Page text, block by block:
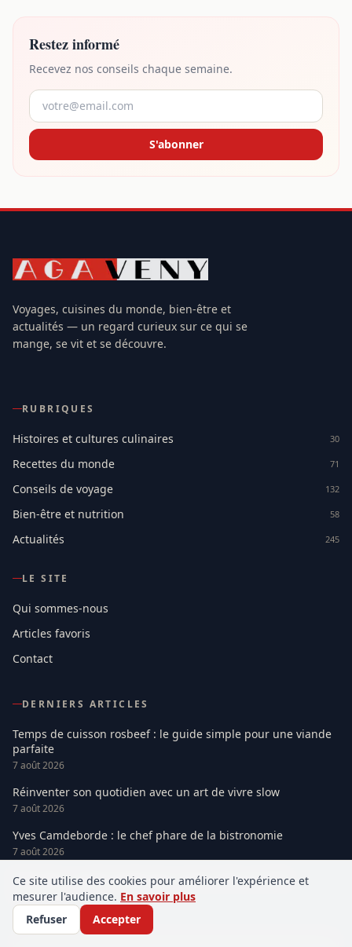
Restez informé
Recevez nos conseils chaque semaine.
S'abonner
Voyages, cuisines du monde, bien-être et
actualités — un regard curieux sur ce qui se
mange, se vit et se découvre.
RUBRIQUES
Histoires et cultures culinaires 30
Recettes du monde 71
Conseils de voyage 132
Bien-être et nutrition 58
Actualités 245
LE SITE
Qui sommes-nous
Articles favoris
Contact
DERNIERS ARTICLES
Temps de cuisson rosbeef : le guide simple pour une viande
parfaite
7 août 2026
Réinventer son quotidien avec un art de vivre slow
7 août 2026
Yves Camdeborde : le chef phare de la bistronomie
7 août 2026
Vélib Paris : guide simple pour rouler malin en 2026
6 août 2026
Ce site utilise des cookies pour améliorer l'expérience et
mesurer l'audience. En savoir plus
Refuser
Accepter